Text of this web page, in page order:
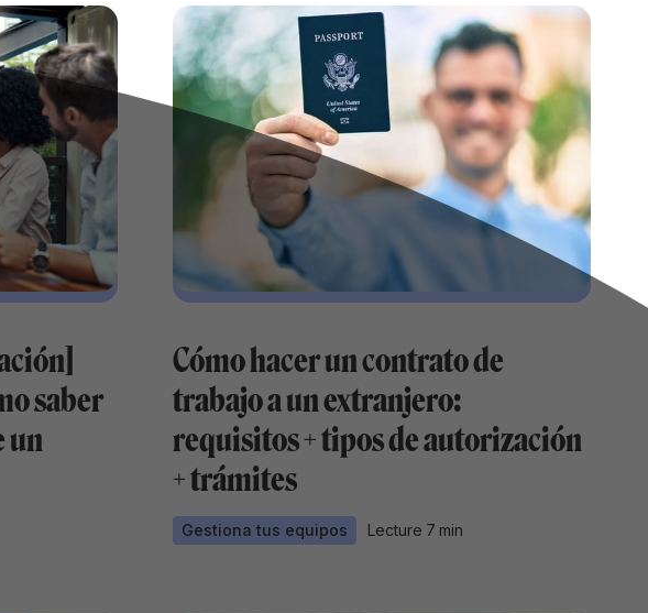
saber
un
Cómo hacer un contrato de
trabajo a un extranjero:
requisitos + tipos de autorización
+ trámites
Gestiona tus equipos Lecture 7 min